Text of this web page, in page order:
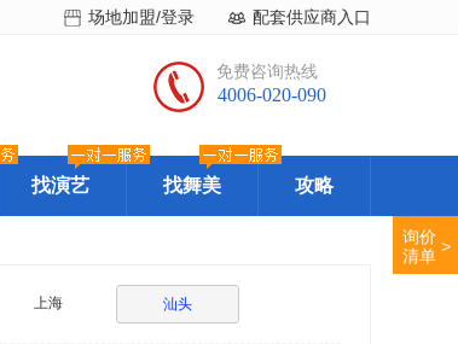
配套供应商入口
场地加盟/登录
免费咨询热线
4006-020-090
找演艺 找舞美 攻略
上海 汕头
询价
清单 >